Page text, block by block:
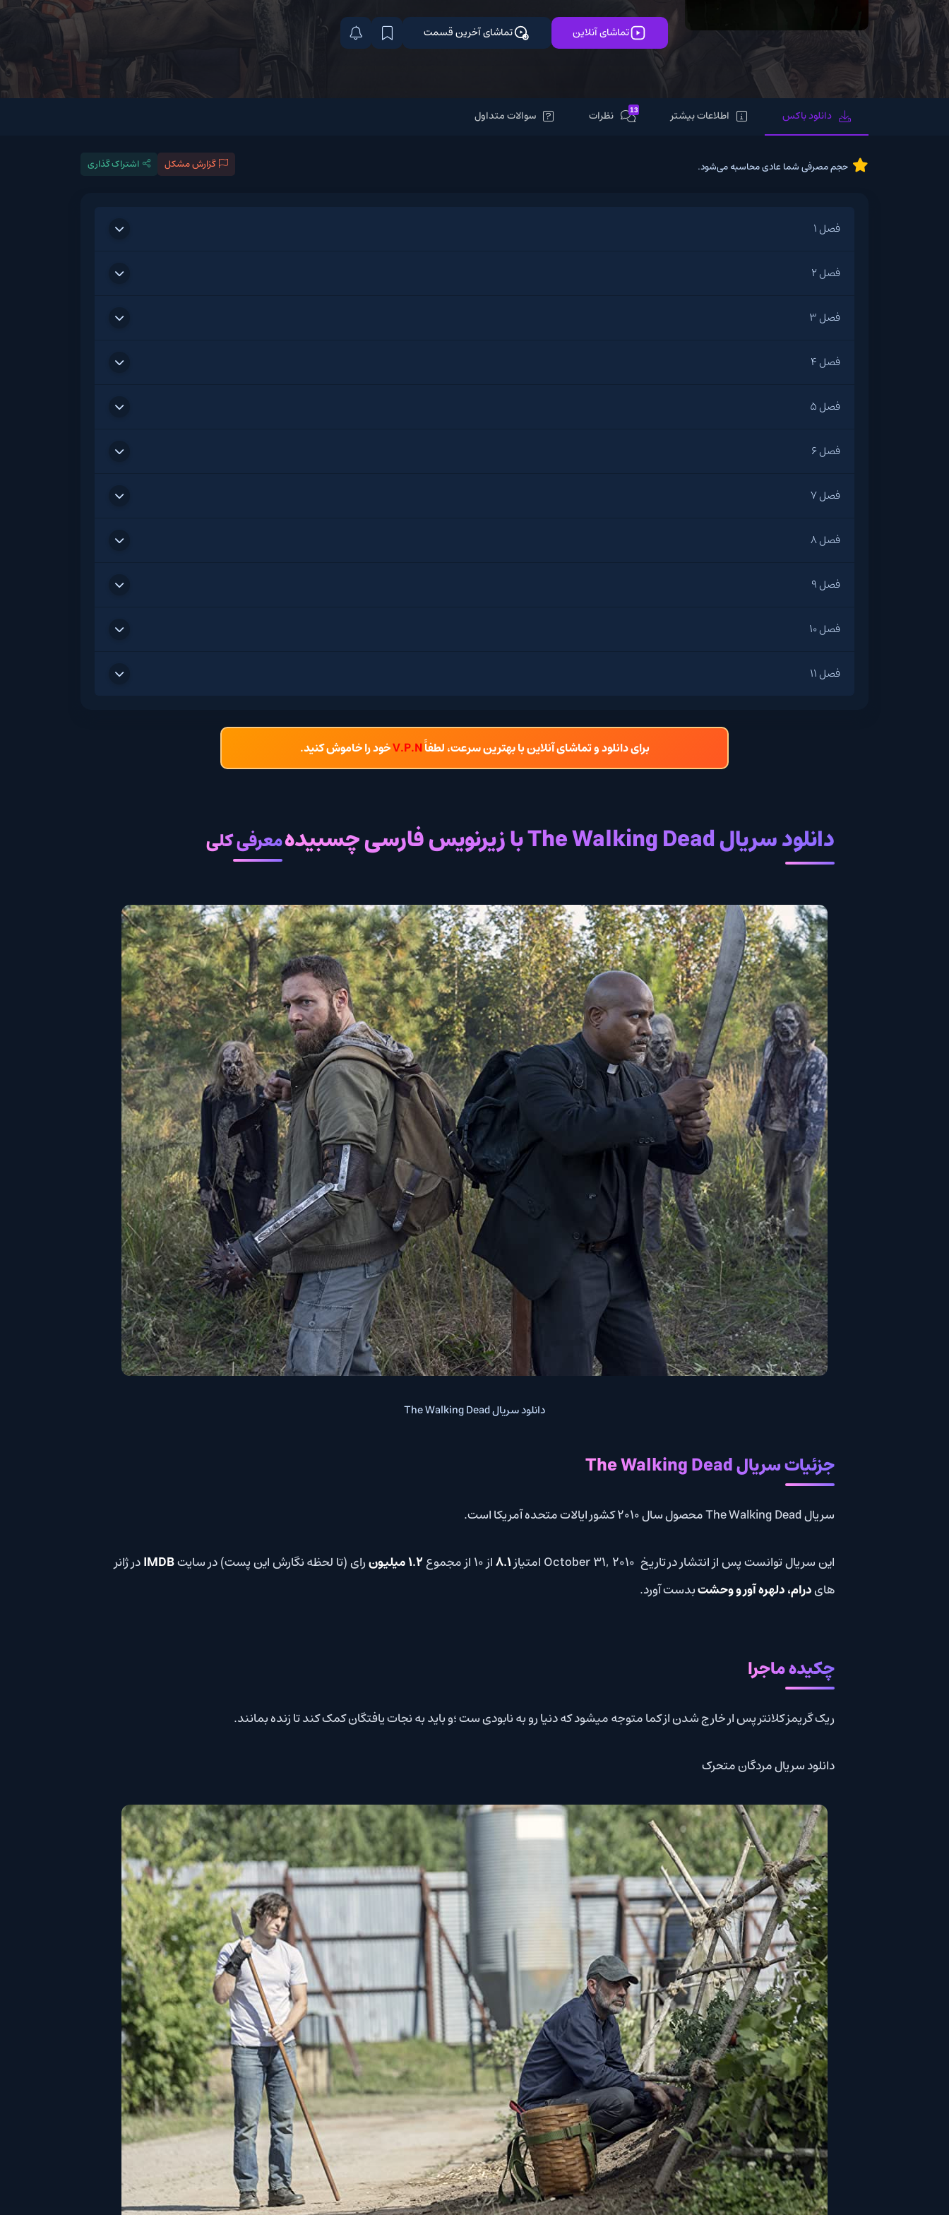
تماشای آنلاین تماشای آخرین قسمت
دانلود باکس اطلاعات بیشتر 13 نظرات سوالات متداول
حجم مصرفی شما عادی محاسبه می‌شود. گزارش مشکل اشتراک گذاری
فصل 1
فصل 2
فصل 3
فصل 4
فصل 5
فصل 6
فصل 7
فصل 8
فصل 9
فصل 10
فصل 11
برای دانلود و تماشای آنلاین با بهترین سرعت، لطفاًV.P.Nخود را خاموش کنید.
دانلود سریال The Walking Dead با زیرنویس فارسی چسبیده معرفی کلی
دانلود سریال The Walking Dead
جزئیات سریال The Walking Dead
سریال The Walking Dead محصول سال 2010 کشور ایالات متحده آمریکا است.
این سریال توانست پس از انتشار در تاریخ October 31, 2010 امتیاز 8.1از 10 از مجموع 1.2 میلیون رای (تا لحظه نگارش این پست) در سایتIMDBدر ژانر
هایدرام، دلهره آور و وحشتبدست آورد.
چکیده ماجرا
ریک گریمز کلانتر پس ار خارج شدن از کما متوجه میشود که دنیا رو به نابودی ست ؛و باید به نجات یافتگان کمک کند تا زنده بمانند.
دانلود سریال مردگان متحرک